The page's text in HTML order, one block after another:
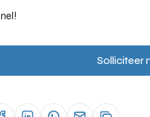
Solliciteer